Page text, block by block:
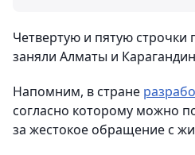
Четвертую и пятую строчки
заняли Алматы и
Напомним, в стране
согласно которому можно
за жестокое обращение с